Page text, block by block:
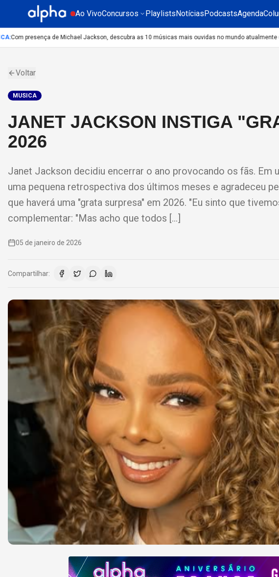
Ao VivoConcursos PlaylistsNotíciasPodcastsAgenda
:Com presença de Michael Jackson, descubra as 10 músicas mais ouvidas no mundo atualmente (de
Voltar
MUSICA
JANET JACKSON INSTIGA
2026
Janet Jackson decidiu encerrar o ano provocando os fãs. Em
uma pequena retrospectiva dos últimos meses e agradeceu
que haverá uma "grata surpresa" em 2026. "Eu sinto que
complementar: "Mas acho que todos […]
05 de janeiro de 2026
Compartilhar: